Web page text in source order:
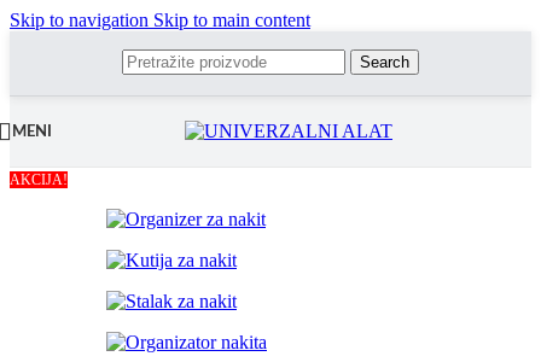
Skip to navigation Skip to main content
Search
MENI
AKCIJA!